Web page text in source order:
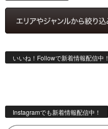
いいね！Followで新着情報配信中！
Instagramでも新着情報配信中！